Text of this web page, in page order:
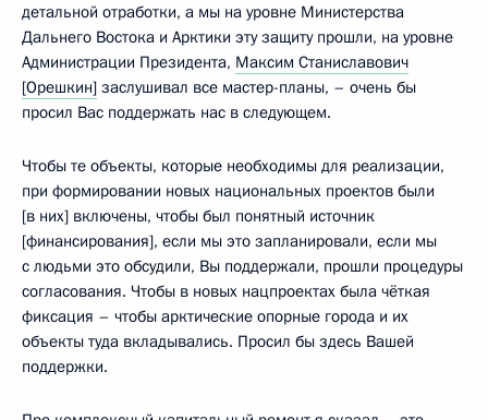
детальной отработки, а мы на уровне Министерства
Дальнего Востока и Арктики эту защиту прошли, на уровне
Администрации Президента, Максим Станиславович
[Орешкин] заслушивал все мастер-планы, – очень бы
просил Вас поддержать нас в следующем.
Чтобы те объекты, которые необходимы для реализации,
при формировании новых национальных проектов были
[в них] включены, чтобы был понятный источник
[финансирования], если мы это запланировали, если мы
с людьми это обсудили, Вы поддержали, прошли процедуры
согласования. Чтобы в новых нацпроектах была чёткая
фиксация – чтобы арктические опорные города и их
объекты туда вкладывались. Просил бы здесь Вашей
поддержки.